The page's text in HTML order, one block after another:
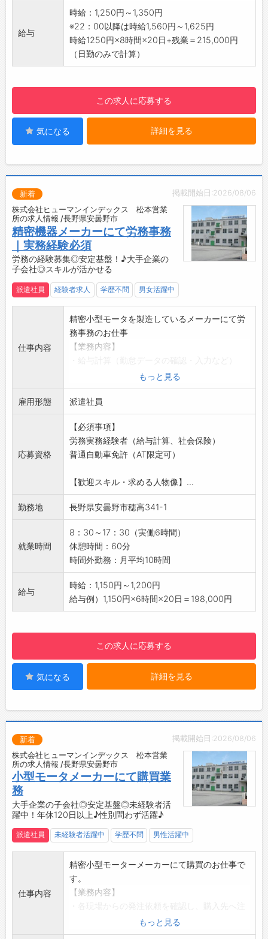
夜勤手当などでしっかり稼ぎたい方！
【貸与】
・作業�
・安全靴
・更衣室
・食社員食堂利用可能※200円台～300円/食
・給湯器、冷蔵庫、レンジ等
・無料駐車場
☆
得できます◎
☆----------------------------------------
☆
◆給与前払い制度あり！
勤務実績に応じて、給与前払いが可能です◎
簡単申請！簡単受取！日払い即日払い対応！
☆----------------------------------------
◆ご不明点はいつでもご相談ください！
即日対応!!フォロー体制もバッチリ
登録はご自宅からお電話で可能です◎
す。
みなさまのご応募を心よりお待ちしております
＾＾
☆----------------------------------------
給与
時給：1,250円～1,350円
※22：00以降は時給1,560円～1,625円
時給1250円×8時間×20日+残業＝215,000円
（日勤のみで計算）
この求人に応募する
気になる 詳細を見る
掲載開始日:2026/08/06
新着
株式会社ヒューマンインデックス 松本営業
所の求人情報 /長野県安曇野市
精密機器メーカーにて労務事務
｜実務経験必須
労務の経験募集◎安定基盤！♪大手企業の
子会社◎スキルが活かせる
派遣社員 経験者求人 学歴不問 男女活躍中
仕事内容
精密小型モータを製造しているメーカーにて労
務事務のお仕事
【業務内容】
・社会保険、雇用保険の各種手続き
・入退社手続き、書類作成
・その他、労務・総務に関わる事務業務全般
【やりがい】
・日々の業務を通して、専門知識や実務スキル
をしっかり身につけることができ、今後のキャ
リアアップにもつながる環境です
【ポイント】
・大手、グループ会社での就業◎
・実務経験者の募集
【貸与】
・作業着貸与
◎上履きのみ準備ください
【設備】
・駐車場（300円/月：個人負担あり）
・食堂スペース（冷蔵庫、レンジ、給湯器）
☆----------------------------------------
☆
◆時間単位年休制度あり！
有給休暇は1時間分、2時間分と時間単位でも取
☆----------------------------------------
勤務実績に応じて、給与前払いが可能です◎
簡単申請！簡単受取！日払い即日払い対応！
☆----------------------------------------
☆
◆ご不明点はいつでもご相談ください！
即日対応!!フォロー体制もバッチリ
登録はご自宅からお電話で可能です◎
☆
◆職場見学可能！自分が働くイメージができま
す。
もっと見る
雇用形態 派遣社員
応募資格
【必須事項】
労務実務経験者（給与計算、社会保険）
普通自動車免許（AT限定可）
【歓迎スキル・求める人物像】...
勤務地 長野県安曇野市穂高341-1
就業時間
8：30～17：30（実働6時間）
休憩時間：60分
時間外勤務：月平均10時間
給与
時給：1,150円～1,200円
給与例）1,150円×6時間×20日＝198,000円
この求人に応募する
気になる 詳細を見る
掲載開始日:2026/08/06
新着
株式会社ヒューマンインデックス 松本営業
所の求人情報 /長野県安曇野市
小型モータメーカーにて購買業
務
大手企業の子会社◎安定基盤◎未経験者活
躍中！年休120日以上♪性別問わず活躍♪
派遣社員 未経験者活躍中 学歴不問 男性活躍中
仕事内容
精密小型モーターメーカーにて購買のお仕事で
す。
【業務内容】
・注文後の納期管理、納期調整（購入先、社内
もっと見る